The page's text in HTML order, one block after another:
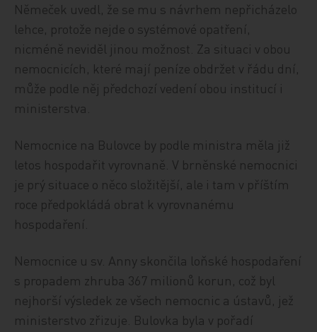
Němeček uvedl, že se mu s návrhem nepřicházelo
lehce, protože nejde o systémové opatření,
nicméně neviděl jinou možnost. Za situaci v obou
nemocnicích, které mají peníze obdržet v řádu dní,
může podle něj předchozí vedení obou institucí i
ministerstva.
Nemocnice na Bulovce by podle ministra měla již
letos hospodařit vyrovnaně. V brněnské nemocnici
je prý situace o něco složitější, ale i tam v příštím
roce předpokládá obrat k vyrovnanému
hospodaření.
Nemocnice u sv. Anny skončila loňské hospodaření
s propadem zhruba 367 milionů korun, což byl
nejhorší výsledek ze všech nemocnic a ústavů, jež
ministerstvo zřizuje. Bulovka byla v pořadí